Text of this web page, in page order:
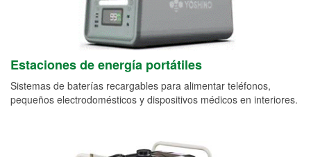
Estaciones de energía portátiles
Sistemas de baterías recargables para alimentar teléfonos,
pequeños electrodomésticos y dispositivos médicos en interiores.